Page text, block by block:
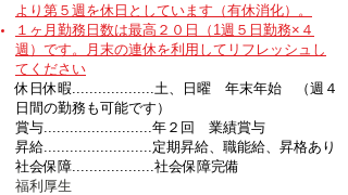
より第５週を休日としています（有休消化）。
１ヶ月勤務日数は最高２０日（1週５日勤務×４
週）です。月末の連休を利用してリフレッシュし
てください
休日休暇...................土、日曜 年末年始 （週４
日間の勤務も可能です）
賞与.........................年２回 業績賞与
昇給.........................定期昇給、職能給、昇格あり
社会保障...................社会保障完備
福利厚生​